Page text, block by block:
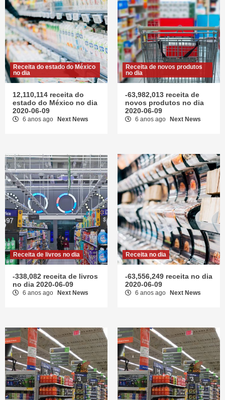
Receita do estado do México
no dia
12,110,114 receita do
estado do México no dia
2020-06-09
6 anos ago Next News
Receita de novos produtos
no dia
-63,982,013 receita de
novos produtos no dia
2020-06-09
6 anos ago Next News
Receita de livros no dia
-338,082 receita de livros
no dia 2020-06-09
6 anos ago Next News
Receita no dia
-63,556,249 receita no dia
2020-06-09
6 anos ago Next News